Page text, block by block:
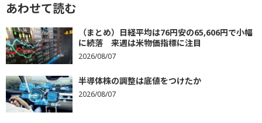
あわせて読む
（まとめ）日経平均は76円安の65,606円で小幅
に続落 来週は米物価指標に注目
2026/08/07
半導体株の調整は底値をつけたか
2026/08/07